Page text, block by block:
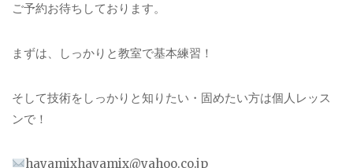
ご予約お待ちしております。
まずは、しっかりと教室で基本練習！
そして技術をしっかりと知りたい・固めたい方は個人レッス
ンで！
hayamixhayamix@yahoo.co.jp